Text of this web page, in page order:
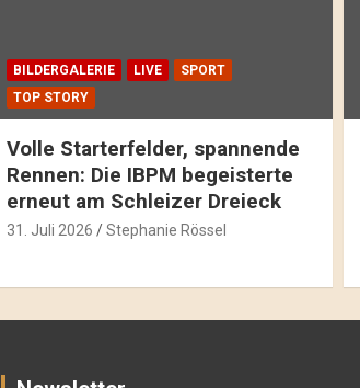
BILDERGALERIE LIVE
SPORT
TOP STORY
Volle Starterfelder, spannende
Rennen: Die IBPM begeisterte
erneut am Schleizer Dreieck
31. Juli 2026 Stephanie Rössel